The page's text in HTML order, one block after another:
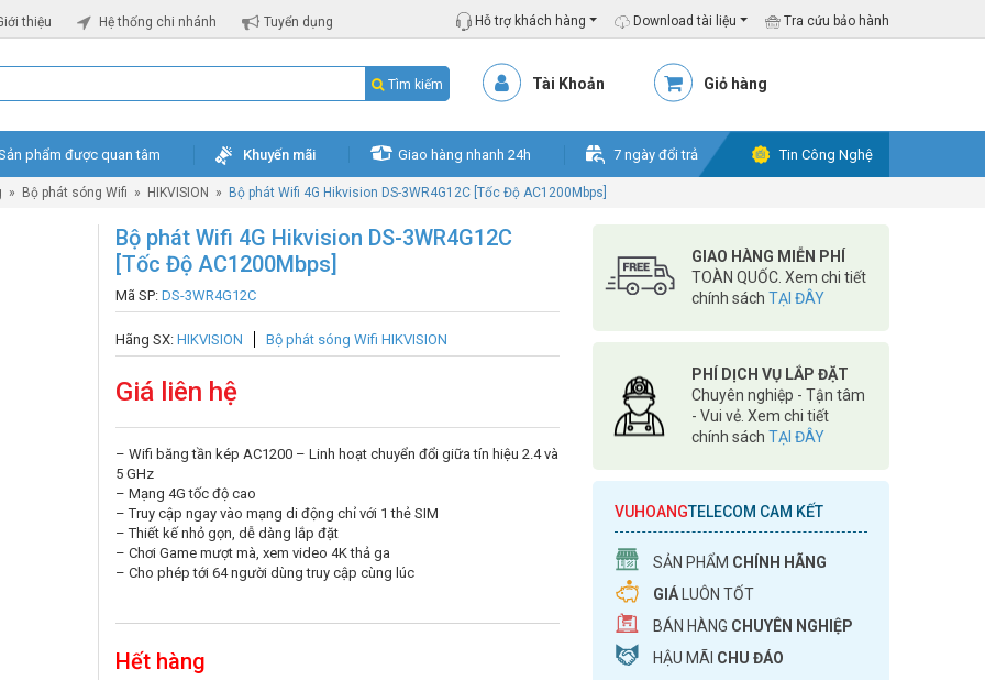
thiệu Hệ thống chi nhánh Tuyển dụng Hỗ trợ khách hàng Download tài liệu Tra cứu bảo hành
Tìm kiếm Tài Khoản Giỏ hàng
phẩm được quan tâm Khuyến mãi Giao hàng nhanh 24h 7 ngày đổi trả Tin Công Nghệ
» Bộ phát sóng Wifi » HIKVISION » Bộ phát Wifi 4G Hikvision DS-3WR4G12C [Tốc Độ AC1200Mbps]
Bộ phát Wifi 4G Hikvision DS-3WR4G12C
[Tốc Độ AC1200Mbps]
Mã SP: DS-3WR4G12C
Hãng SX: HIKVISION Bộ phát sóng Wifi HIKVISION
Giá liên hệ
– Wifi băng tần kép AC1200 – Linh hoạt chuyển đổi giữa tín hiệu 2.4 và
5 GHz
– Mạng 4G tốc độ cao
– Truy cập ngay vào mạng di động chỉ với 1 thẻ SIM
– Thiết kế nhỏ gọn, dễ dàng lắp đặt
– Chơi Game mượt mà, xem video 4K thả ga
– Cho phép tới 64 người dùng truy cập cùng lúc
Hết hàng
GIAO HÀNG MIỄN PHÍ
TOÀN QUỐC. Xem chi tiết
chính sách TẠI ĐÂY
PHÍ DỊCH VỤ LẮP ĐẶT
Chuyên nghiệp - Tận tâm
- Vui vẻ. Xem chi tiết
chính sách TẠI ĐÂY
VUHOANGTELECOM CAM KẾT
SẢN PHẨM CHÍNH HÃNG
GIÁ LUÔN TỐT
BÁN HÀNG CHUYÊN NGHIỆP
HẬU MÃI CHU ĐÁO